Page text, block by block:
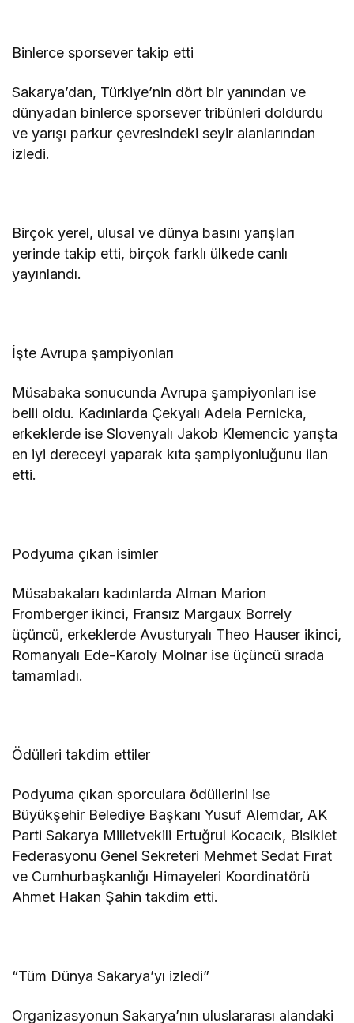
Binlerce sporsever takip etti
Sakarya’dan, Türkiye’nin dört bir yanından ve
dünyadan binlerce sporsever tribünleri doldurdu
ve yarışı parkur çevresindeki seyir alanlarından
izledi.
Birçok yerel, ulusal ve dünya basını yarışları
yerinde takip etti, birçok farklı ülkede canlı
yayınlandı.
İşte Avrupa şampiyonları
Müsabaka sonucunda Avrupa şampiyonları ise
belli oldu. Kadınlarda Çekyalı Adela Pernicka,
erkeklerde ise Slovenyalı Jakob Klemencic yarışta
en iyi dereceyi yaparak kıta şampiyonluğunu ilan
etti.
Podyuma çıkan isimler
Müsabakaları kadınlarda Alman Marion
Fromberger ikinci, Fransız Margaux Borrely
üçüncü, erkeklerde Avusturyalı Theo Hauser ikinci,
Romanyalı Ede-Karoly Molnar ise üçüncü sırada
tamamladı.
Ödülleri takdim ettiler
Podyuma çıkan sporculara ödüllerini ise
Büyükşehir Belediye Başkanı Yusuf Alemdar, AK
Parti Sakarya Milletvekili Ertuğrul Kocacık, Bisiklet
Federasyonu Genel Sekreteri Mehmet Sedat Fırat
ve Cumhurbaşkanlığı Himayeleri Koordinatörü
Ahmet Hakan Şahin takdim etti.
“Tüm Dünya Sakarya’yı izledi”
Organizasyonun Sakarya’nın uluslararası alandaki